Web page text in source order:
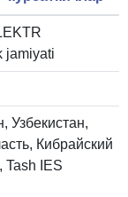
jamiyati
Узбекистан,
Кибрайский
Tash IES